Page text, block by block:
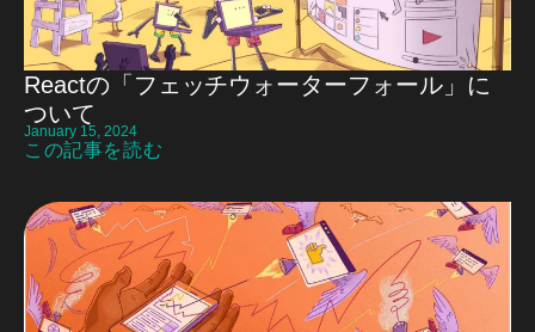
Reactの「フェッチウォーターフォール」に
ついて
January 15, 2024
この記事を読む